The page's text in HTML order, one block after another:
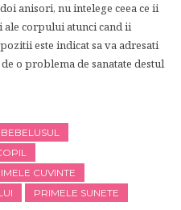
anisori, nu intelege ceea ce ii
ale corpului atunci cand ii
este indicat sa va adresati
o problema de sanatate destul
CUVINTE
PRIMELE SUNETE